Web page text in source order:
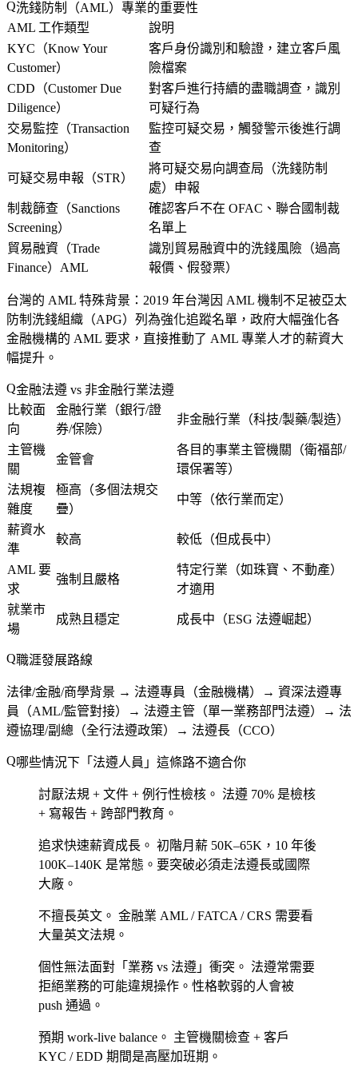
洗錢防制（AML）專業的重要性
AML 工作類型
說明
KYC（Know Your
Customer）
客戶身份識別和驗證，建立客戶風
險檔案
CDD（Customer Due
Diligence）
對客戶進行持續的盡職調查，識別
可疑行為
交易監控（Transaction
Monitoring）
監控可疑交易，觸發警示後進行調
查
可疑交易申報（STR）
將可疑交易向調查局（洗錢防制
處）申報
制裁篩查（Sanctions
Screening）
確認客戶不在 OFAC、聯合國制裁
名單上
貿易融資（Trade
Finance）AML
識別貿易融資中的洗錢風險（過高
報價、假發票）
台灣的 AML 特殊背景 ：2019 年台灣因 AML 機制不足被亞太
防制洗錢組織（APG）列為強化追蹤名單，政府大幅強化各
金融機構的 AML 要求，直接推動了 AML 專業人才的薪資大
幅提升。
金融法遵 vs 非金融行業法遵
比較面
向
金融行業（銀行/證
券/保險）
非金融行業（科技/製藥/製造）
主管機
關
金管會
各目的事業主管機關（衛福部/
環保署等）
法規複
雜度
極高（多個法規交
疊）
中等（依行業而定）
薪資水
準
較高 較低（但成長中）
AML 要
求
強制且嚴格
特定行業（如珠寶、不動產）
才適用
就業市
場
成熟且穩定 成長中（ESG 法遵崛起）
職涯發展路線
法律/金融/商學背景 → 法遵專員（金融機構）→ 資深法遵專
員（AML/監管對接）→ 法遵主管（單一業務部門法遵）→ 法
遵協理/副總（全行法遵政策）→ 法遵長（CCO）
哪些情況下「法遵人員」這條路不適合你
討厭法規 + 文件 + 例行性檢核。 法遵 70% 是檢核
+ 寫報告 + 跨部門教育。
追求快速薪資成長。 初階月薪 50K–65K，10 年後
100K–140K 是常態。要突破必須走法遵長或國際
大廠。
不擅長英文。 金融業 AML / FATCA / CRS 需要看
大量英文法規。
個性無法面對「業務 vs 法遵」衝突。 法遵常需要
拒絕業務的可能違規操作。性格軟弱的人會被
push 通過。
預期 work-live balance。 主管機關檢查 + 客戶
KYC / EDD 期間是高壓加班期。